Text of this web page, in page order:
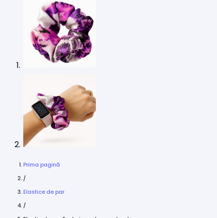
Prima pagină
/
Elastice de par
/